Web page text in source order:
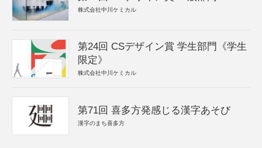
株式会社中川ケミカル
第24回 CSデザイン賞 学生部門《学生
限定》
株式会社中川ケミカル
第71回 喜多方発感じる漢字あそび
漢字のまち喜多方